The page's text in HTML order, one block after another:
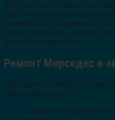
Если вы ищете сервис для
где сочетаются безупречное
стоимость и уважительное
поиск завершен. «Бизон»
вашего автомобиля.
Ремонт Мерседес в
Передача автомобиля в наш
обеспечивающее:
Строгое соблюдение